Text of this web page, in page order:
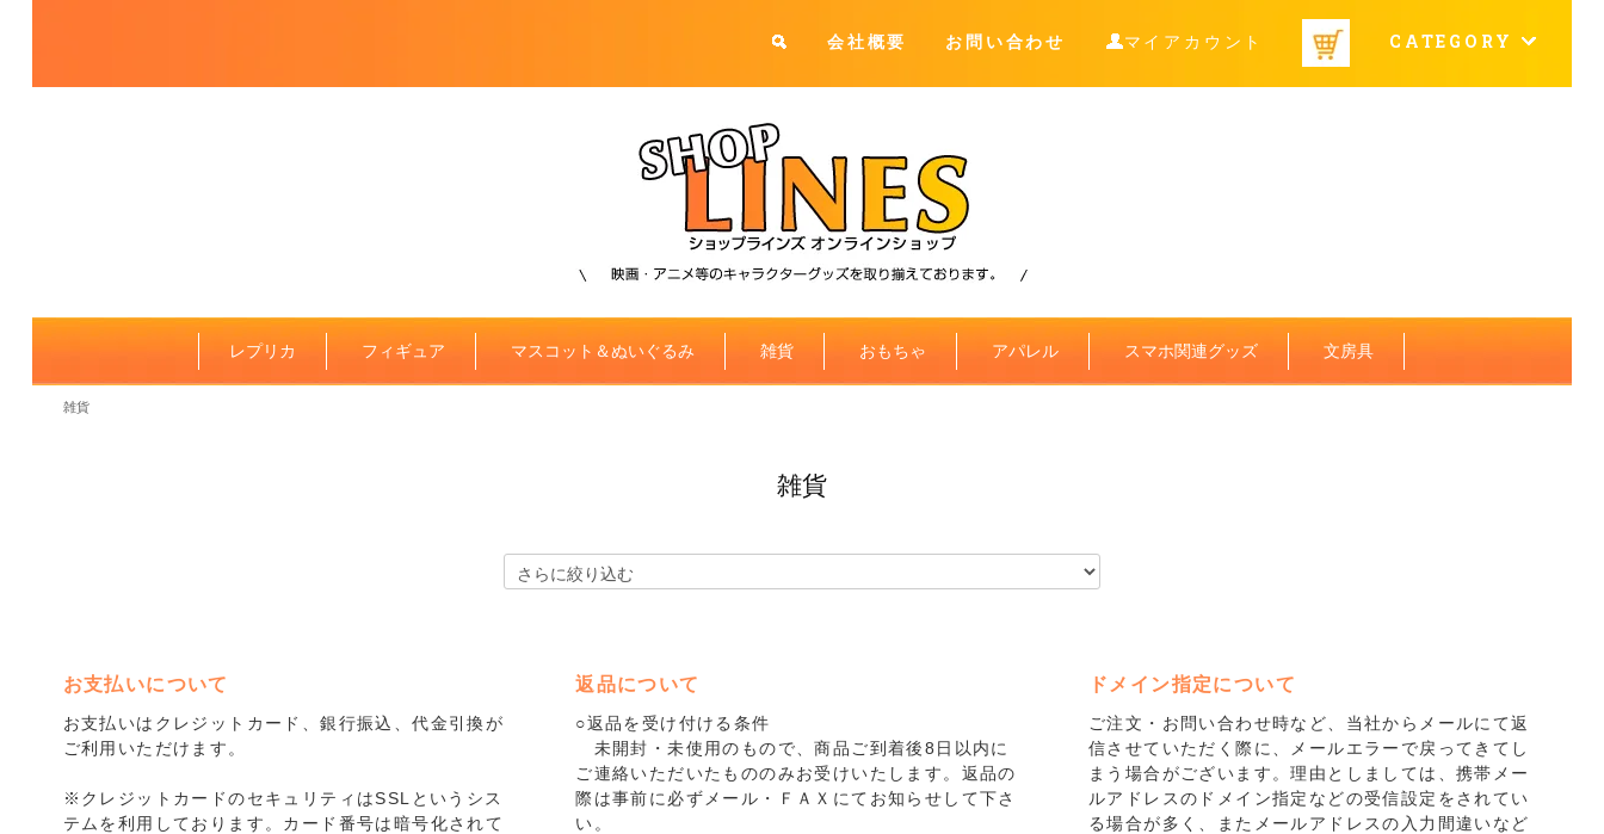
会社概要 お問い合わせ マイアカウント CATEGORY
レプリカ フィギュア マスコット＆ぬいぐるみ 雑貨 おもちゃ アパレル スマホ関連グッズ 文房具
雑貨
雑貨
お支払いについて
お支払いはクレジットカード、銀行振込、代金引換が
ご利用いただけます。
※クレジットカードのセキュリティはSSLというシス
テムを利用しております。カード番号は暗号化されて
返品について
○返品を受け付ける条件
未開封・未使用のもので、商品ご到着後8日以内に
ご連絡いただいたもののみお受けいたします。返品の
際は事前に必ずメール・ＦＡＸにてお知らせして下さ
い。
ドメイン指定について
ご注文・お問い合わせ時など、当社からメールにて返
信させていただく際に、メールエラーで戻ってきてし
まう場合がございます。理由としましては、携帯メー
ルアドレスのドメイン指定などの受信設定をされてい
る場合が多く、またメールアドレスの入力間違いなど